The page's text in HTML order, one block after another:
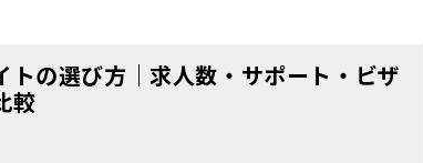
トの選び方｜求人数・サポート・ビザ
較